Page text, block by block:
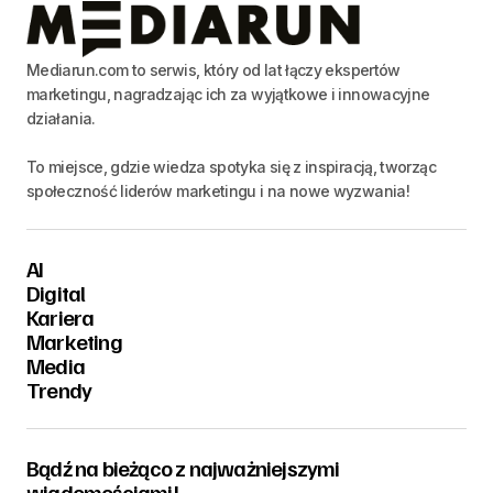
Mediarun.com to serwis, który od lat łączy ekspertów
marketingu, nagradzając ich za wyjątkowe i innowacyjne
działania.
To miejsce, gdzie wiedza spotyka się z inspiracją, tworząc
społeczność liderów marketingu i na nowe wyzwania!
AI
Digital
Kariera
Marketing
Media
Trendy
Bądź na bieżąco z najważniejszymi